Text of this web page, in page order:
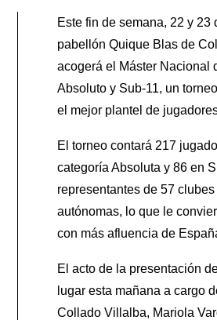
Este fin de semana, 22 y 23
pabellón Quique Blas de
acogerá el Máster Nacional
Absoluto y Sub-11, un
el mejor plantel de
El torneo contará 217
categoría Absoluta y 86 en
representantes de 57
autónomas, lo que le
con más afluencia de
El acto de la presentación
lugar esta mañana a cargo
Collado Villalba, Mariola